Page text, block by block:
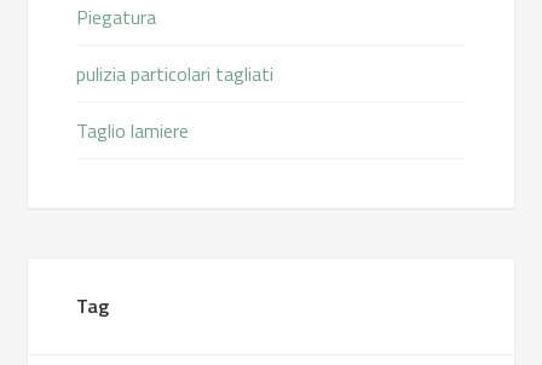
Piegatura
pulizia particolari tagliati
Taglio lamiere
Tag